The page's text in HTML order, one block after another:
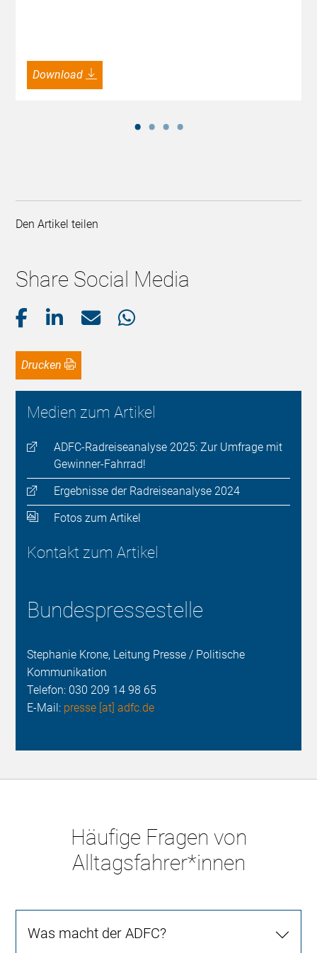
Download
Den Artikel teilen
Share Social Media
Drucken
Medien zum Artikel
ADFC-Radreiseanalyse 2025: Zur Umfrage mit
Gewinner-Fahrrad!
Ergebnisse der Radreiseanalyse 2024
Fotos zum Artikel
Kontakt zum Artikel
Bundespressestelle
Stephanie Krone, Leitung Presse / Politische
Kommunikation
Telefon: 030 209 14 98 65
E-Mail: presse [at] adfc.de
Häufige Fragen von
Alltagsfahrer*innen
Was macht der ADFC?